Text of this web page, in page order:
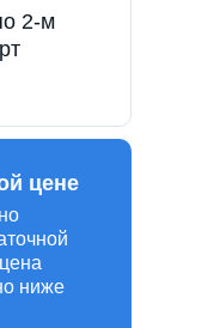
2-м
ниже
цене